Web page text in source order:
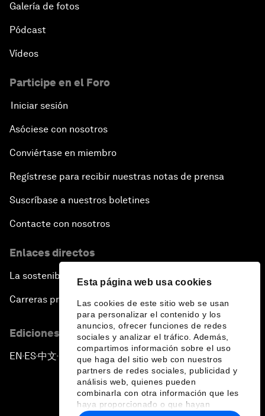
Esta página web usa cookies
Las cookies de este sitio web se usan
para personalizar el contenido y los
anuncios, ofrecer funciones de redes
sociales y analizar el tráfico. Además,
compartimos información sobre el uso
que haga del sitio web con nuestros
partners de redes sociales, publicidad y
análisis web, quienes pueden
combinarla con otra información que les
haya proporcionado o que hayan
Galería de fotos
Pódcast
Vídeos
Participe en el Foro
Iniciar sesión
Asóciese con nosotros
Conviértase en miembro
Regístrese para recibir nuestras notas de prensa
Suscríbase a nuestros boletines
Contacte con nosotros
Enlaces directos
La sostenibilidad en el Foro
Carreras profesionales
Ediciones en otros idiomas
EN ▪ES▪中文▪ 日本語